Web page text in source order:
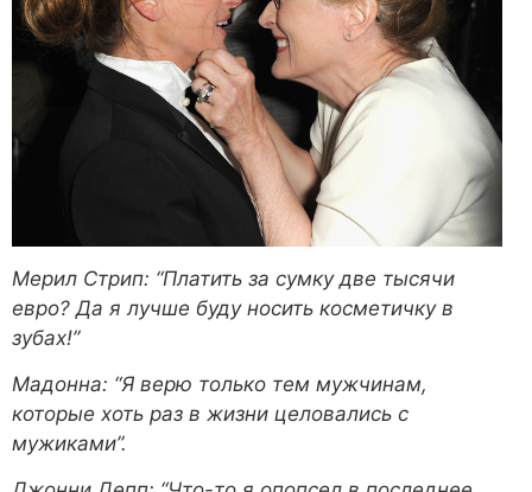
Мерил Стрип: “Платить за сумку две тысячи
евро? Да я лучше буду носить косметичку в
зубах!”
Мадонна: “Я верю только тем мужчинам,
которые хоть раз в жизни целовались с
мужиками”.